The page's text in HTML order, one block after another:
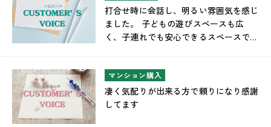
打合せ時に会話し、明るい雰囲気を感じ
ました。 子どもの遊びスペースも広
く、子連れでも安心できるスペースでし
マンション購入
凄く気配りが出来る方で頼りになり感謝
してます